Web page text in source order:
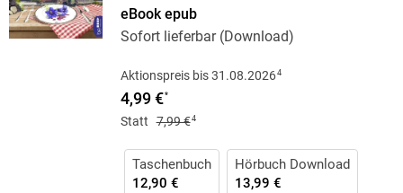
eBook epub
Sofort lieferbar (Download)
Aktionspreis bis 31.08.20264
4,99 €*
Statt 7,99 €4
Taschenbuch
12,90 €
Hörbuch Download
13,99 €